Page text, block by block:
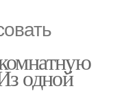
одной